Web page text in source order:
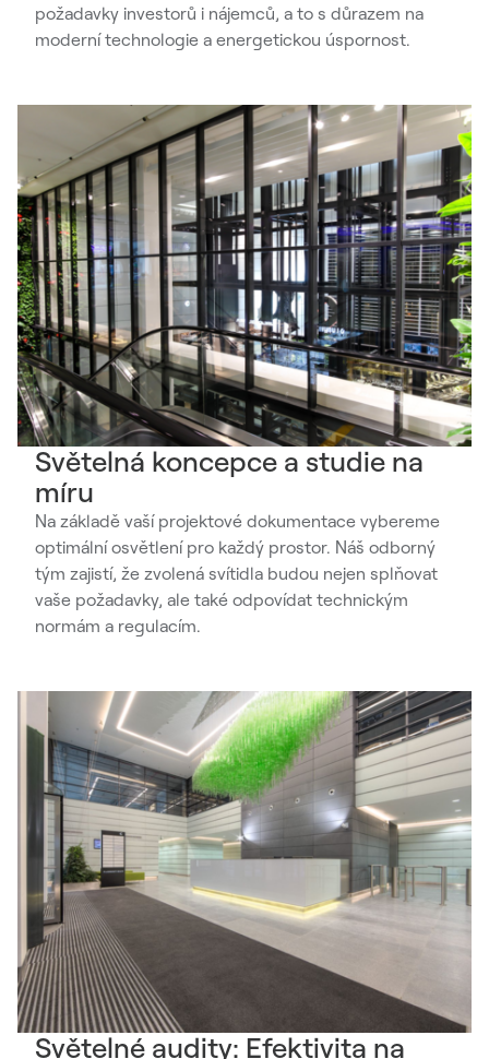
požadavky investorů i nájemců, a to s důrazem na
moderní technologie a energetickou úspornost.
Světelná koncepce a studie na
míru
Na základě vaší projektové dokumentace vybereme
optimální osvětlení pro každý prostor. Náš odborný
tým zajistí, že zvolená svítidla budou nejen splňovat
vaše požadavky, ale také odpovídat technickým
normám a regulacím.
Světelné audity: Efektivita na